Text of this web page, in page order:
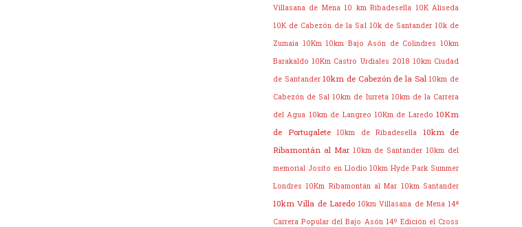
Villasana de Mena 10 km Ribadesella 10K Aliseda
10K de Cabezón de la Sal 10k de Santander 10k de
Zumaia 10Km 10km Bajo Asón de Colindres 10km
Barakaldo 10Km Castro Urdiales 2018 10km Ciudad
de Santander10km de Cabezón de la Sal 10km de
Cabezón de Sal 10km de Iurreta 10km de la Carrera
del Agua 10km de Langreo 10Km de Laredo 10Km
de Portugalete
10km de Ribadesella 10km de
Ribamontán al Mar 10km de Santander 10km del
memorial Josito en Llodio 10km Hyde Park Summer
Londres 10Km Ribamontán al Mar 10km Santander
10km Villa de Laredo 10km Villasana de Mena 14ª
Carrera Popular del Bajo Asón 14º Edición el Cross